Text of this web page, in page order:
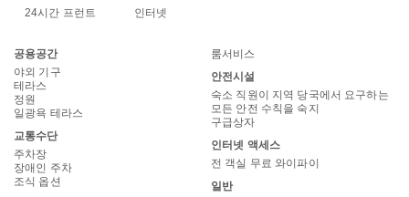
24시간 프런트 인터넷
공용공간
야외 기구
테라스
정원
일광욕 테라스
교통수단
주차장
장애인 주차
조식 옵션
룸서비스
안전시설
숙소 직원이 지역 당국에서 요구하는
모든 안전 수칙을 숙지
구급상자
인터넷 액세스
전 객실 무료 와이파이
일반